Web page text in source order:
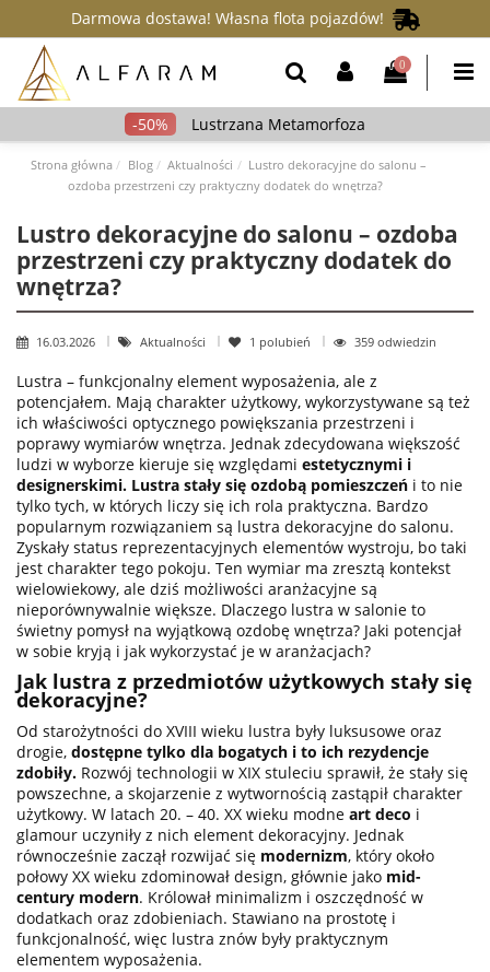
Darmowa dostawa! Własna flota pojazdów!
0
Lustrzana Metamorfoza
Strona główna Blog Aktualności
Lustro dekoracyjne do salonu –
ozdoba przestrzeni czy praktyczny dodatek do wnętrza?
Lustro dekoracyjne do salonu – ozdoba
przestrzeni czy praktyczny dodatek do
wnętrza?
16.03.2026 Aktualności 1 polubień 359 odwiedzin
Lustra – funkcjonalny element wyposażenia, ale z
potencjałem. Mają charakter użytkowy, wykorzystywane są też
ich właściwości optycznego powiększania przestrzeni i
poprawy wymiarów wnętrza. Jednak zdecydowana większość
ludzi w wyborze kieruje się względami estetycznymi i
designerskimi. Lustra stały się ozdobą pomieszczeń i to nie
tylko tych, w których liczy się ich rola praktyczna. Bardzo
popularnym rozwiązaniem są lustra dekoracyjne do salonu.
Zyskały status reprezentacyjnych elementów wystroju, bo taki
jest charakter tego pokoju. Ten wymiar ma zresztą kontekst
wielowiekowy, ale dziś możliwości aranżacyjne są
nieporównywalnie większe. Dlaczego lustra w salonie to
świetny pomysł na wyjątkową ozdobę wnętrza? Jaki potencjał
w sobie kryją i jak wykorzystać je w aranżacjach?
Jak lustra z przedmiotów użytkowych stały się
dekoracyjne?
Od starożytności do XVIII wieku lustra były luksusowe oraz
drogie, dostępne tylko dla bogatych i to ich rezydencje
zdobiły. Rozwój technologii w XIX stuleciu sprawił, że stały się
powszechne, a skojarzenie z wytwornością zastąpił charakter
użytkowy. W latach 20. – 40. XX wieku modne art deco i
glamour uczyniły z nich element dekoracyjny. Jednak
równocześnie zaczął rozwijać się modernizm, który około
połowy XX wieku zdominował design, głównie jako mid-
century modern. Królował minimalizm i oszczędność w
dodatkach oraz zdobieniach. Stawiano na prostotę i
funkcjonalność, więc lustra znów były praktycznym
elementem wyposażenia.